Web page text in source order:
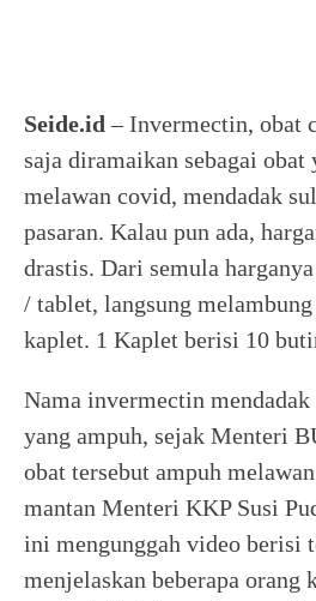
Seide.id – Invermectin, obat
saja diramaikan sebagai obat
melawan covid, mendadak
pasaran. Kalau pun ada,
drastis. Dari semula
/ tablet, langsung
kaplet. 1 Kaplet berisi 10
Nama invermectin mendadak
yang ampuh, sejak Menteri
obat tersebut ampuh
mantan Menteri KKP Susi
ini mengunggah video berisi
menjelaskan beberapa orang